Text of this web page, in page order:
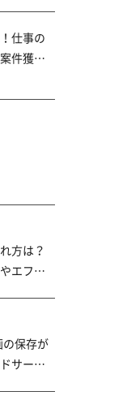
仕事の
件獲得
方は？
エフェ
の保存が
サービ